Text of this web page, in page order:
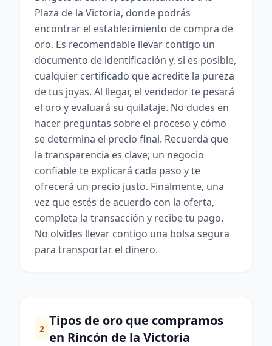
Plaza de la Victoria, donde podrás
encontrar el establecimiento de compra de
oro. Es recomendable llevar contigo un
documento de identificación y, si es posible,
cualquier certificado que acredite la pureza
de tus joyas. Al llegar, el vendedor te pesará
el oro y evaluará su quilataje. No dudes en
hacer preguntas sobre el proceso y cómo
se determina el precio final. Recuerda que
la transparencia es clave; un negocio
confiable te explicará cada paso y te
ofrecerá un precio justo. Finalmente, una
vez que estés de acuerdo con la oferta,
completa la transacción y recibe tu pago.
No olvides llevar contigo una bolsa segura
para transportar el dinero.
2
Tipos de oro que compramos
en Rincón de la Victoria